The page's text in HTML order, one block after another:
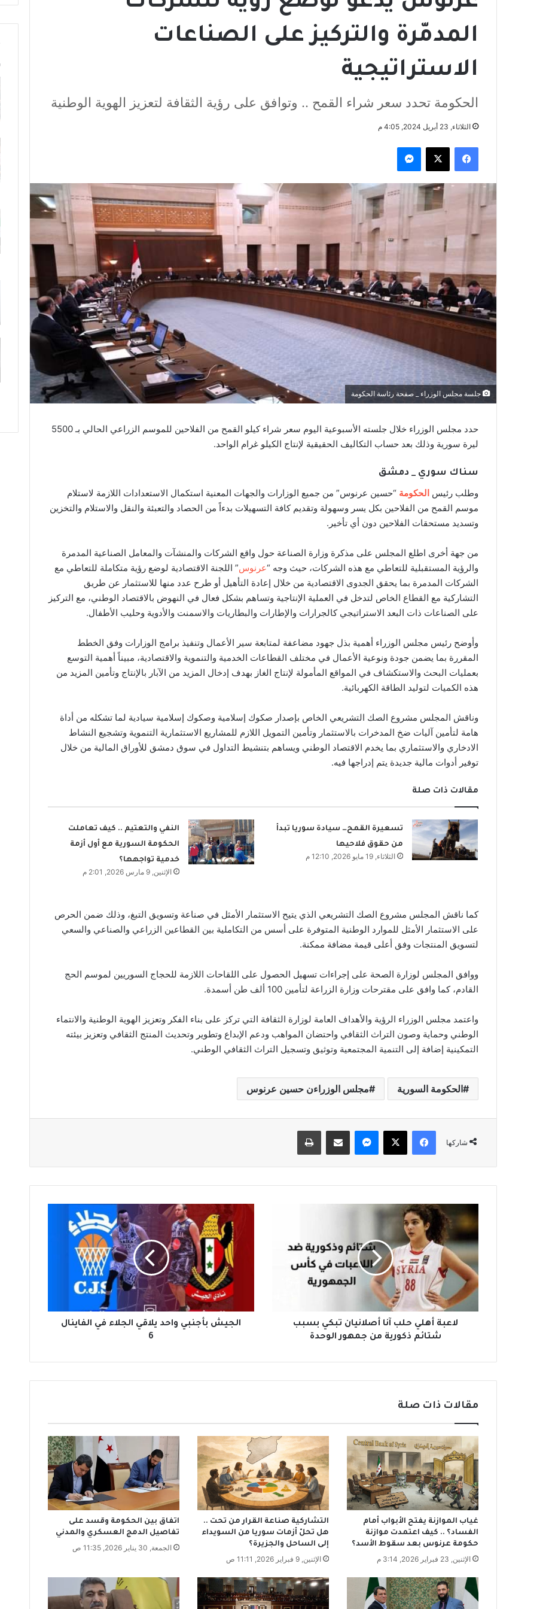
المدمّرة والتركيز على الصناعات
الاستراتيجية
الحكومة تحدد سعر شراء القمح .. وتوافق على رؤية الثقافة لتعزيز الهوية الوطنية
الثلاثاء, 23 أبريل 2024, 4:05 م
فيسبوك
جلسة مجلس الوزراء _ صفحة رئاسة الحكومة
حدد مجلس الوزراء خلال جلسته الأسبوعية اليوم سعر شراء كيلو القمح من الفلاحين للموسم الزراعي الحالي بـ 5500
ليرة سورية وذلك بعد حساب التكاليف الحقيقية لإنتاج الكيلو غرام الواحد.
سناك سوري _ دمشق
وطلب رئيس الحكومة “حسين عرنوس” من جميع الوزارات والجهات المعنية استكمال الاستعدادات اللازمة لاستلام
موسم القمح من الفلاحين بكل يسر وسهولة وتقديم كافة التسهيلات بدءاً من الحصاد والتعبئة والنقل والاستلام والتخزين
وتسديد مستحقات الفلاحين دون أي تأخير.
من جهة أخرى اطلع المجلس على مذكرة وزارة الصناعة حول واقع الشركات والمنشآت والمعامل الصناعية المدمرة
والرؤية المستقبلية للتعاطي مع هذه الشركات، حيث وجه “عرنوس” اللجنة الاقتصادية لوضع رؤية متكاملة للتعاطي مع
الشركات المدمرة بما يحقق الجدوى الاقتصادية من خلال إعادة التأهيل أو طرح عدد منها للاستثمار عن طريق
التشاركية مع القطاع الخاص لتدخل في العملية الإنتاجية وتساهم بشكل فعال في النهوض بالاقتصاد الوطني، مع التركيز
على الصناعات ذات البعد الاستراتيجي كالجرارات والإطارات والبطاريات والاسمنت والأدوية وحليب الأطفال.
وأوضح رئيس مجلس الوزراء أهمية بذل جهود مضاعفة لمتابعة سير الأعمال وتنفيذ برامج الوزارات وفق الخطط
المقررة بما يضمن جودة ونوعية الأعمال في مختلف القطاعات الخدمية والتنموية والاقتصادية، مبيناً أهمية التوسع
بعمليات البحث والاستكشاف في المواقع المأمولة لإنتاج الغاز بهدف إدخال المزيد من الآبار بالإنتاج وتأمين المزيد من
هذه الكميات لتوليد الطاقة الكهربائية.
وناقش المجلس مشروع الصك التشريعي الخاص بإصدار صكوك إسلامية وصكوك إسلامية سيادية لما تشكله من أداة
هامة لتأمين آليات ضخ المدخرات بالاستثمار وتأمين التمويل اللازم للمشاريع الاستثمارية التنموية وتشجيع النشاط
الادخاري والاستثماري بما يخدم الاقتصاد الوطني ويساهم بتنشيط التداول في سوق دمشق للأوراق المالية من خلال
توفير أدوات مالية جديدة يتم إدراجها فيه.
مقالات ذات صلة
تسعيرة القمح… سيادة سوريا تبدأ
من حقوق فلاحيها
الثلاثاء, 19 مايو 2026, 12:10 م
النفي والتعتيم .. كيف تعاملت
الحكومة السورية مع أول أزمة
خدمية تواجهها؟
الإثنين, 9 مارس 2026, 2:01 م
كما ناقش المجلس مشروع الصك التشريعي الذي يتيح الاستثمار الأمثل في صناعة وتسويق التبغ، وذلك ضمن الحرص
على الاستثمار الأمثل للموارد الوطنية المتوفرة على أسس من التكاملية بين القطاعين الزراعي والصناعي والسعي
لتسويق المنتجات وفق أعلى قيمة مضافة ممكنة.
ووافق المجلس لوزارة الصحة على إجراءات تسهيل الحصول على اللقاحات اللازمة للحجاج السوريين لموسم الحج
القادم، كما وافق على مقترحات وزارة الزراعة لتأمين 100 ألف طن أسمدة.
واعتمد مجلس الوزراء الرؤية والأهداف العامة لوزارة الثقافة التي تركز على بناء الفكر وتعزيز الهوية الوطنية والانتماء
الوطني وحماية وصون التراث الثقافي واحتضان المواهب ودعم الإبداع وتطوير وتحديث المنتج الثقافي وتعزيز بيئته
التمكينية إضافة إلى التنمية المجتمعية وتوثيق وتسجيل التراث الثقافي الوطني.
الحكومة السورية مجلس الوزراءن حسين عرنوس
شاركها
فيسبوك
ع
ب
ة
أ
ه
ي
آ
ص
ل
ا
ن
ي
ن
ت
ب
ك
ي
ب
س
ب
ش
لاعبة أهلي حلب آنا أصلانيان تبكي بسبب
شتائم ذكورية من جمهور الوحدة
ن
ا
ا
ق
ي
ا
ل
ج
ل
ا
ء
ف
ي
ف
ا
الجيش بأجنبي واحد يلاقي الجلاء في الفاينال
6
مقالات ذات صلة
غياب الموازنة يفتح الأبواب أمام
الفساد؟ .. كيف اعتمدت موازنة
حكومة عرنوس بعد سقوط الأسد؟
الإثنين, 23 فبراير 2026, 3:14 م
التشاركية صناعة القرار من تحت ..
هل تحلّ أزمات سوريا من السويداء
إلى الساحل والجزيرة؟
الإثنين, 9 فبراير 2026, 11:11 ص
اتفاق بين الحكومة وقسد على
تفاصيل الدمج العسكري والمدني
الجمعة, 30 يناير 2026, 11:35 ص